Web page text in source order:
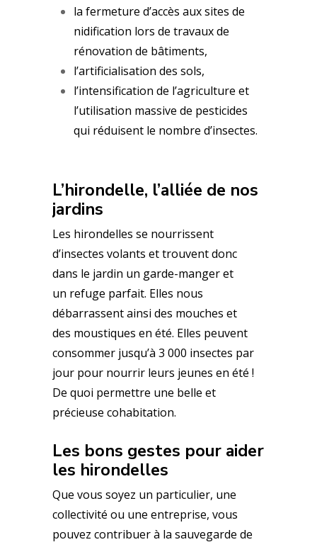
la fermeture d’accès aux sites de
nidification lors de travaux de
rénovation de bâtiments,
l’artificialisation des sols,
l’intensification de l’agriculture et
l’utilisation massive de pesticides
qui réduisent le nombre d’insectes.
L’hirondelle, l’alliée de nos
jardins
Les hirondelles se nourrissent
d’insectes volants et trouvent donc
dans le jardin un garde-manger et
un refuge parfait. Elles nous
débarrassent ainsi des mouches et
des moustiques en été. Elles peuvent
consommer jusqu’à 3 000 insectes par
jour pour nourrir leurs jeunes en été !
De quoi permettre une belle et
précieuse cohabitation.
Les bons gestes pour aider
les hirondelles
Que vous soyez un particulier, une
collectivité ou une entreprise, vous
pouvez contribuer à la sauvegarde de